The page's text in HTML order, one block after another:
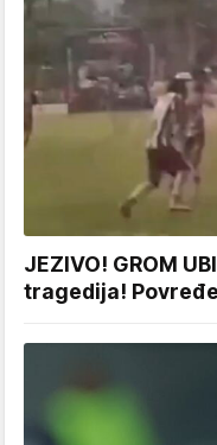
JEZIVO! GROM
tragedija!